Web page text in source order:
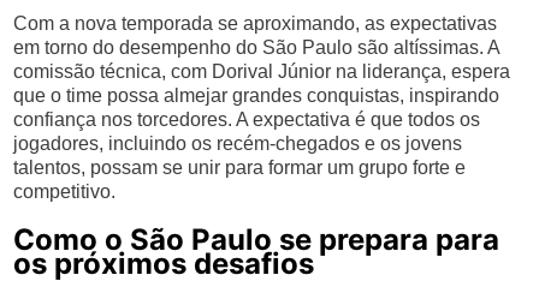
Com a nova temporada se aproximando, as expectativas
em torno do desempenho do São Paulo são altíssimas. A
comissão técnica, com Dorival Júnior na liderança, espera
que o time possa almejar grandes conquistas, inspirando
confiança nos torcedores. A expectativa é que todos os
jogadores, incluindo os recém-chegados e os jovens
talentos, possam se unir para formar um grupo forte e
competitivo.
Como o São Paulo se prepara para
os próximos desafios